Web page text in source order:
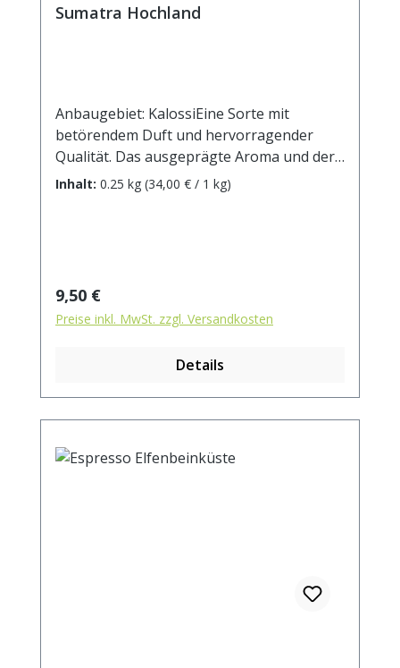
Sumatra Hochland
Anbaugebiet: KalossiEine Sorte mit
betörendem Duft und hervorragender
Qualität. Das ausgeprägte Aroma und der
feinherbe Charakter machen diesen Kaffee
Inhalt: 0.25 kg (34,00 € / 1 kg)
Regulärer Preis:
9,50 €
Preise inkl. MwSt. zzgl. Versandkosten
Details